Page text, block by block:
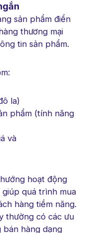
sản phẩm điển
thương mại
tin sản phẩm.
la)
phẩm (tính năng
và
hoạt động
quá trình mua
hàng tiềm năng.
thường có các ưu
bán hàng dạng